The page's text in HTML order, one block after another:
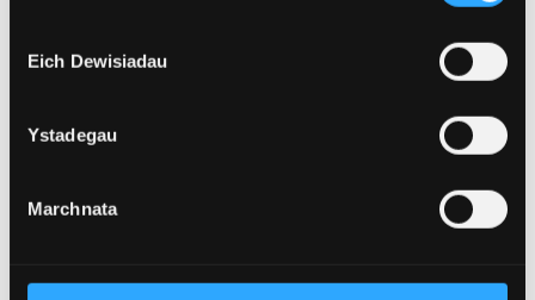
Eich Dewisiadau
Ystadegau
Marchnata
Y CWRS HWN:
thechnegau i gynhyrchu deunydd